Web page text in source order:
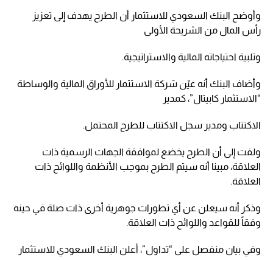
وأوضح البنك السعودي للاستثمار أن الطرح يهدف إلى تعزيز
رأس المال من الشريحة الأولى
وتلبية احتياجاته المالية والاستراتيجية.
وأضاف البنك أنه عيّن شركة الاستثمار للأوراق المالية والوساطة
“الاستثمار كابيتال”، كمدير
الاكتتاب ومدير سجل الاكتتاب للطرح المحتمل.
ولفت إلى أن الطرح يخضع لموافقة الجهات الرسمية ذات
العلاقة، مبينا أنه سيتم الطرح بموجب الأنظمة واللوائح ذات
العلاقة.
وذكر أنه سيعلن عن أي تطورات جوهرية أخرى ذات صلة في حينه
وفقاً للقواعد واللوائح ذات العلاقة.
وفي بيان منفصل على “تداول”، أعلن البنك السعودي للاستثمار